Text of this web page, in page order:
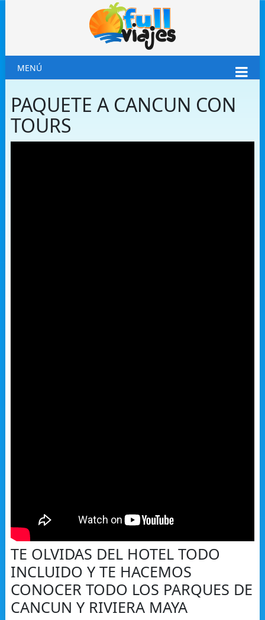
MENÚ
PAQUETE A CANCUN CON
TOURS
TE OLVIDAS DEL HOTEL TODO
INCLUIDO Y TE HACEMOS
CONOCER TODO LOS PARQUES DE
CANCUN Y RIVIERA MAYA